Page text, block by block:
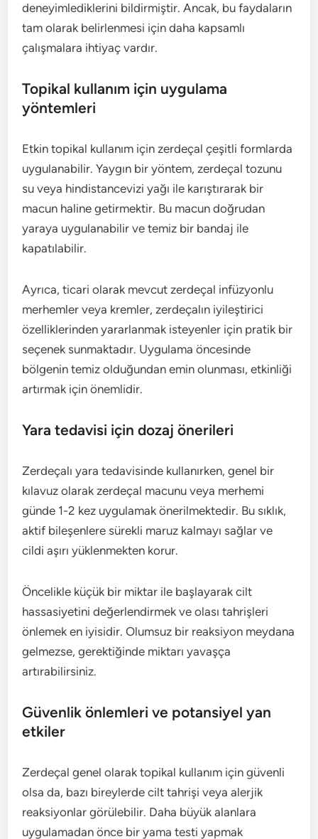
deneyimlediklerini bildirmiştir. Ancak, bu faydaların
tam olarak belirlenmesi için daha kapsamlı
çalışmalara ihtiyaç vardır.
Topikal kullanım için uygulama
yöntemleri
Etkin topikal kullanım için zerdeçal çeşitli formlarda
uygulanabilir. Yaygın bir yöntem, zerdeçal tozunu
su veya hindistancevizi yağı ile karıştırarak bir
macun haline getirmektir. Bu macun doğrudan
yaraya uygulanabilir ve temiz bir bandaj ile
kapatılabilir.
Ayrıca, ticari olarak mevcut zerdeçal infüzyonlu
merhemler veya kremler, zerdeçalın iyileştirici
özelliklerinden yararlanmak isteyenler için pratik bir
seçenek sunmaktadır. Uygulama öncesinde
bölgenin temiz olduğundan emin olunması, etkinliği
artırmak için önemlidir.
Yara tedavisi için dozaj önerileri
Zerdeçalı yara tedavisinde kullanırken, genel bir
kılavuz olarak zerdeçal macunu veya merhemi
günde 1-2 kez uygulamak önerilmektedir. Bu sıklık,
aktif bileşenlere sürekli maruz kalmayı sağlar ve
cildi aşırı yüklenmekten korur.
Öncelikle küçük bir miktar ile başlayarak cilt
hassasiyetini değerlendirmek ve olası tahrişleri
önlemek en iyisidir. Olumsuz bir reaksiyon meydana
gelmezse, gerektiğinde miktarı yavaşça
artırabilirsiniz.
Güvenlik önlemleri ve potansiyel yan
etkiler
Zerdeçal genel olarak topikal kullanım için güvenli
olsa da, bazı bireylerde cilt tahrişi veya alerjik
reaksiyonlar görülebilir. Daha büyük alanlara
uygulamadan önce bir yama testi yapmak